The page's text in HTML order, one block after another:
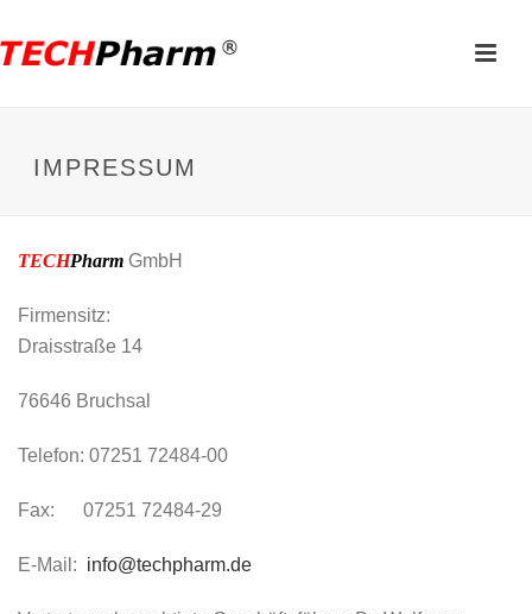
IMPRESSUM
TECHPharm GmbH
Firmensitz:
Draisstraße 14
76646 Bruchsal
Telefon: 07251 72484-00
Fax: 07251 72484-29
E-Mail: info@techpharm.de